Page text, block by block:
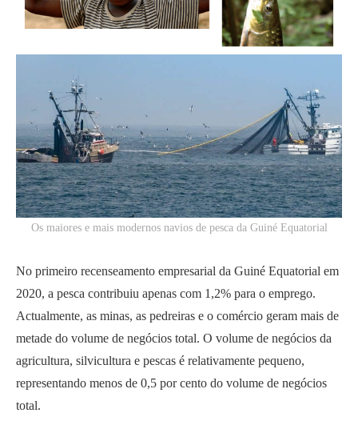
Os maiores e mais modernos navios de pesca da Guiné Equatorial
No primeiro recenseamento empresarial da Guiné Equatorial em
2020, a pesca contribuiu apenas com 1,2% para o emprego.
Actualmente, as minas, as pedreiras e o comércio geram mais de
metade do volume de negócios total. O volume de negócios da
agricultura, silvicultura e pescas é relativamente pequeno,
representando menos de 0,5 por cento do volume de negócios
total.